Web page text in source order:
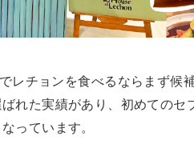
レチョンを食べるならまず候
れた実績があり、初めてのセ
なっています。